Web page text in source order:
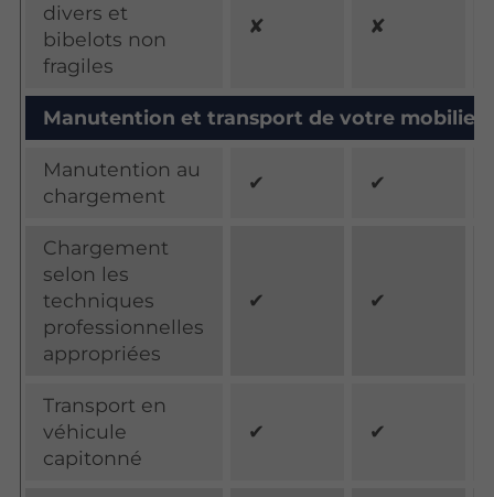
divers et
bibelots non
fragiles
✘ ✘
Manutention et transport de votre mobilier
Manutention au
chargement
✔ ✔
Chargement
selon les
techniques
professionnelles
appropriées
✔ ✔
Transport en
véhicule
capitonné
✔ ✔